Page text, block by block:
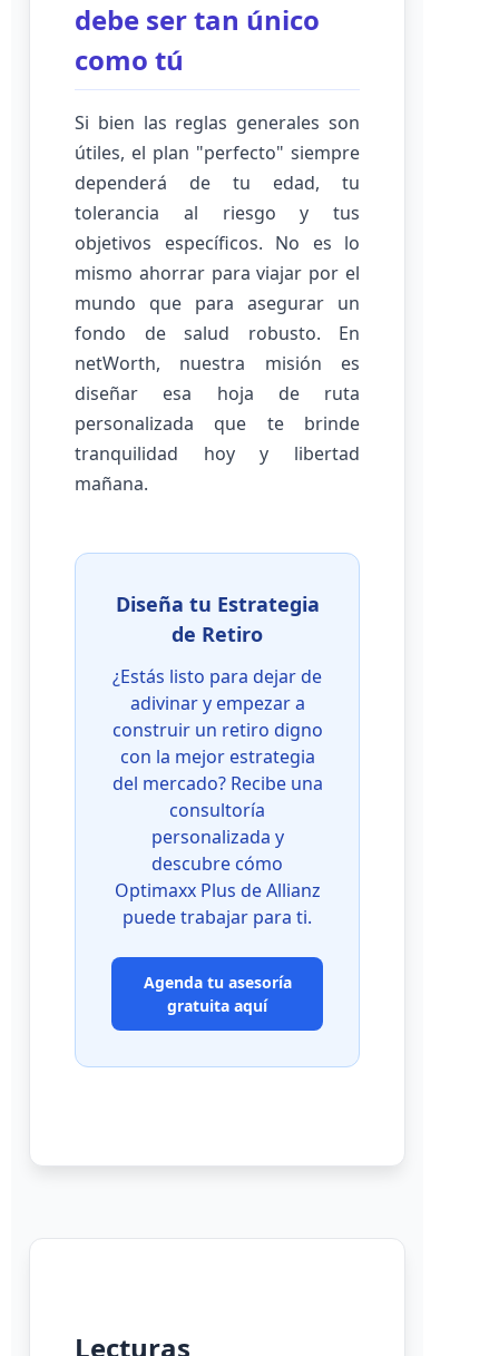
debe ser tan único
como tú
Si bien las reglas generales son
útiles, el plan "perfecto" siempre
dependerá de tu edad, tu
tolerancia al riesgo y tus
objetivos específicos. No es lo
mismo ahorrar para viajar por el
mundo que para asegurar un
fondo de salud robusto. En
netWorth, nuestra misión es
diseñar esa hoja de ruta
personalizada que te brinde
tranquilidad hoy y libertad
mañana.
Diseña tu Estrategia
de Retiro
¿Estás listo para dejar de
adivinar y empezar a
construir un retiro digno
con la mejor estrategia
del mercado? Recibe una
consultoría
personalizada y
descubre cómo
Optimaxx Plus de Allianz
puede trabajar para ti.
Agenda tu asesoría
gratuita aquí
Lecturas